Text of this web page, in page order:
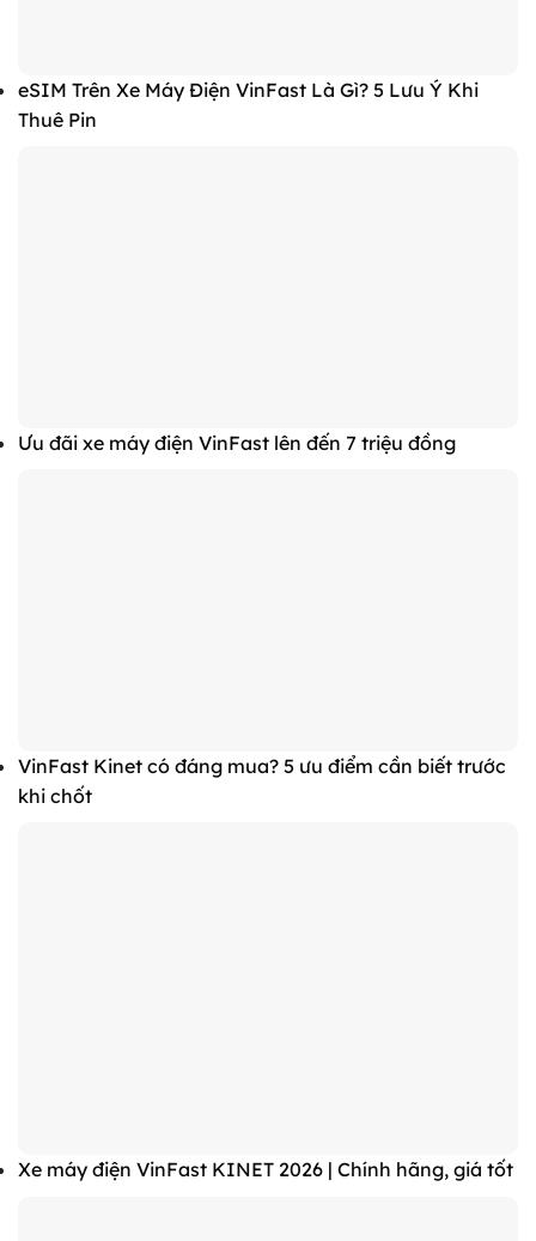
eSIM Trên Xe Máy Điện VinFast Là Gì? 5 Lưu Ý Khi
Thuê Pin
Ưu đãi xe máy điện VinFast lên đến 7 triệu đồng
VinFast Kinet có đáng mua? 5 ưu điểm cần biết trước
khi chốt
Xe máy điện VinFast KINET 2026 | Chính hãng, giá tốt